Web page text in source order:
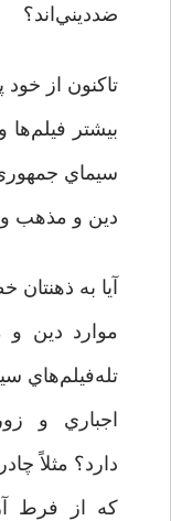
ضدديني‌اند؟
تاكنون از خود
بيشتر
سيماي
دين و مذهب و
آيا به
موارد دين
تله‌فيلم‌هاي
اجباري و
دارد؟ مثلاً
كه از فرط